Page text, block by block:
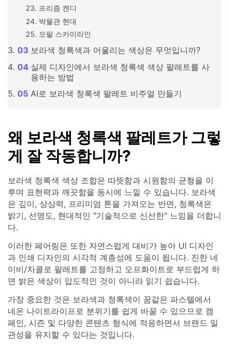
프리즘 캔디
박물관 현대
오팔 스카이라인
보라색 청록색과 어울리는 색상은 무엇입니까?
실제 디자인에서 보라색 청록색 색상 팔레트를 사
용하는 방법
AI로 보라색 청록색 팔레트 비주얼 만들기
왜 보라색 청록색 팔레트가 그렇
게 잘 작동합니까?
보라색 청록색 색상 조합은 따뜻함과 시원함의 균형을 이
루며 표현력과 깨끗함을 동시에 느낄 수 있습니다. 보라색
은 깊이, 상상력, 프리미엄 톤을 가져오는 반면, 청록색은
밝기, 선명도, 현대적인 "기술적으로 신선한" 느낌을 더합니
다.
이러한 페어링은 또한 자연스럽게 대비가 높아 UI 디자인
과 인쇄 디자인의 시각적 계층성에 도움이 됩니다. 진한 네
이비/차콜로 팔레트를 고정하고 오프화이트로 부드럽게 하
면 밝은 색상이 압도적인 것이 아니라 읽기 쉽습니다.
가장 중요한 것은 보라색과 청록색이 꿈같은 파스텔에서
네온 나이트라이프로 분위기를 쉽게 바꿀 수 있으므로 캠
페인, 시즌 및 다양한 콘텐츠 형식에 적응하면서 브랜드 일
관성을 유지할 수 있다는 것입니다.